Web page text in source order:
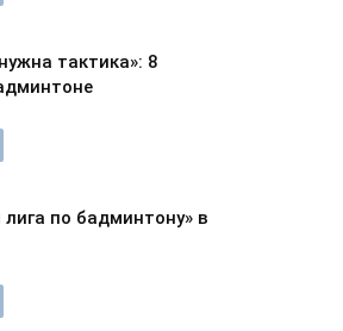
тактика»: 8
по бадминтону» в